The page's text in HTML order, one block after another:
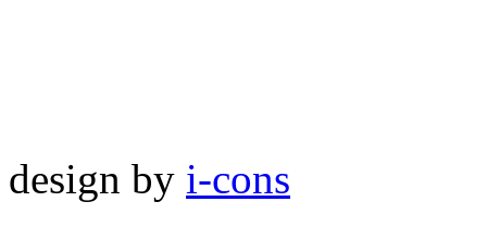
design by i-cons